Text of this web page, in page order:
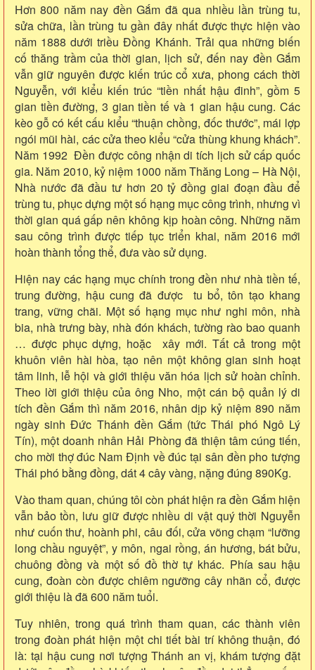
Hơn 800 năm nay đền Gắm đã qua nhiều lần trùng tu,
sửa chữa, lần trùng tu gần đây nhất được thực hiện vào
năm 1888 dưới triều Đồng Khánh. Trải qua những biến
cố thăng trầm của thời gian, lịch sử, đến nay đền Gắm
vẫn giữ nguyên được kiến trúc cổ xưa, phong cách thời
Nguyễn, với kiểu kiến trúc “tiền nhất hậu đinh”, gồm 5
gian tiền đường, 3 gian tiền tế và 1 gian hậu cung. Các
kèo gỗ có kết cấu kiểu “thuận chồng, đốc thước”, mái lợp
ngói mũi hài, các cửa theo kiểu “cửa thùng khung khách”.
Năm 1992 Đền được công nhận di tích lịch sử cấp quốc
gia. Năm 2010, kỷ niệm 1000 năm Thăng Long – Hà Nội,
Nhà nước đã đầu tư hơn 20 tỷ đồng giai đoạn đầu để
trùng tu, phục dựng một số hạng mục công trình, nhưng vì
thời gian quá gấp nên không kịp hoàn công. Những năm
sau công trình được tiếp tục triển khai, năm 2016 mới
hoàn thành tổng thể, đưa vào sử dụng.
Hiện nay các hạng mục chính trong đền như nhà tiền tế,
trung đường, hậu cung đã được tu bổ, tôn tạo khang
trang, vững chãi. Một số hạng mục như nghi môn, nhà
bia, nhà trưng bày, nhà đón khách, tường rào bao quanh
… được phục dựng, hoặc xây mới. Tất cả trong một
khuôn viên hài hòa, tạo nên một không gian sinh hoạt
tâm linh, lễ hội và giới thiệu văn hóa lịch sử hoàn chỉnh.
Theo lời giới thiệu của ông Nho, một cán bộ quản lý di
tích đền Gắm thì năm 2016, nhân dịp kỷ niệm 890 năm
ngày sinh Đức Thánh đền Gắm (tức Thái phó Ngô Lý
Tín), một doanh nhân Hải Phòng đã thiện tâm cúng tiến,
cho mời thợ đúc Nam Định về đúc tại sân đền pho tượng
Thái phó bằng đồng, dát 4 cây vàng, nặng đúng 890Kg.
Vào tham quan, chúng tôi còn phát hiện ra đền Gắm hiện
vẫn bảo tồn, lưu giữ được nhiều di vật quý thời Nguyễn
như cuốn thư, hoành phi, câu đối, cửa võng chạm “lưỡng
long chầu nguyệt”, y môn, ngai rồng, án hương, bát bửu,
chuông đồng và một số đồ thờ tự khác. Phía sau hậu
cung, đoàn còn được chiêm ngưỡng cây nhãn cổ, được
giới thiệu là đã 600 năm tuổi.
Tuy nhiên, trong quá trình tham quan, các thành viên
trong đoàn phát hiện một chi tiết bài trí không thuận, đó
là: tại hậu cung nơi tượng Thánh an vị, khám tượng đặt